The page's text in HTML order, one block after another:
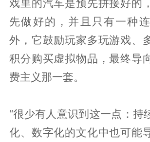
戏里的汽车是预先拼接好的
先做好的，并且只有一种
外，它鼓励玩家多玩游戏、
积分购买虚拟物品，最终导
费主义那一套。
“很少有人意识到这一点：持
化、数字化的文化中也可能